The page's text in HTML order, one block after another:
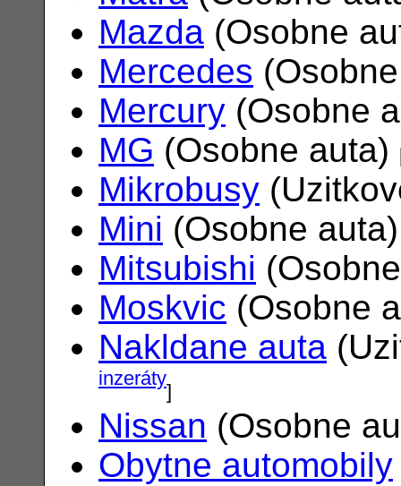
Mazda (Osobne
Mercedes
Mercury (Osobne
MG (Osobne auta)
Mikrobusy
Mini (Osobne
Mitsubishi
Moskvic (Osobne
Nakldane auta
inzeráty]
Nissan (Osobne
Obytne automobily